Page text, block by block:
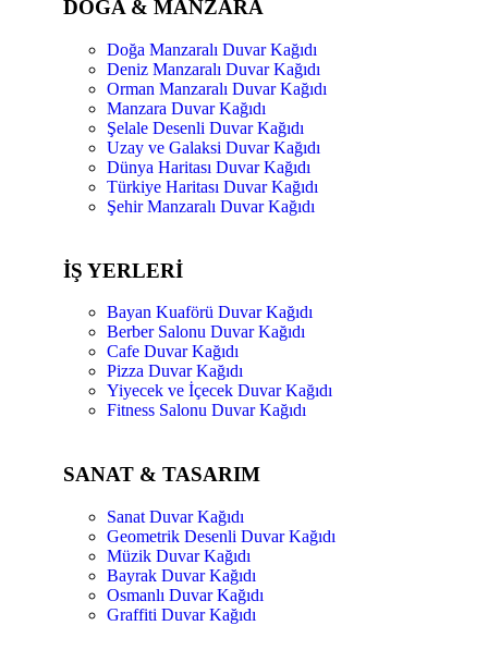
DOĞA & MANZARA
Doğa Manzaralı Duvar Kağıdı
Deniz Manzaralı Duvar Kağıdı
Orman Manzaralı Duvar Kağıdı
Manzara Duvar Kağıdı
Şelale Desenli Duvar Kağıdı
Uzay ve Galaksi Duvar Kağıdı
Dünya Haritası Duvar Kağıdı
Türkiye Haritası Duvar Kağıdı
Şehir Manzaralı Duvar Kağıdı
İŞ YERLERİ
Bayan Kuaförü Duvar Kağıdı
Berber Salonu Duvar Kağıdı
Cafe Duvar Kağıdı
Pizza Duvar Kağıdı
Yiyecek ve İçecek Duvar Kağıdı
Fitness Salonu Duvar Kağıdı
SANAT & TASARIM
Sanat Duvar Kağıdı
Geometrik Desenli Duvar Kağıdı
Müzik Duvar Kağıdı
Bayrak Duvar Kağıdı
Osmanlı Duvar Kağıdı
Graffiti Duvar Kağıdı